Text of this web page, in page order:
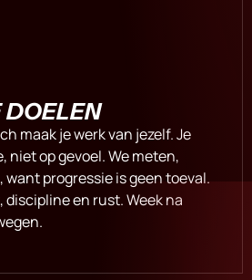
DOELEN
maak je werk van jezelf. Je
op gevoel. We meten,
progressie is geen toeval.
en rust. Week na